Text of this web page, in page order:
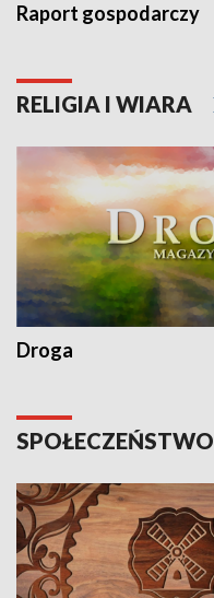
Raport gospodarczy
RELIGIA I WIARA
Droga
SPOŁECZEŃSTWO